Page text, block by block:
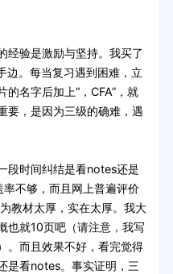
验是激励与坚持。我买了
边。每当复习遇到困难，立
名字后加上“，CFA”，就
要，是因为三级的确难，遇
时间纠结是看notes还是
不够，而且网上普遍评价
教材太厚，实在太厚。我大
也就10页吧（请注意，我写
。而且效果不好，看完觉得
是看notes。事实证明，三